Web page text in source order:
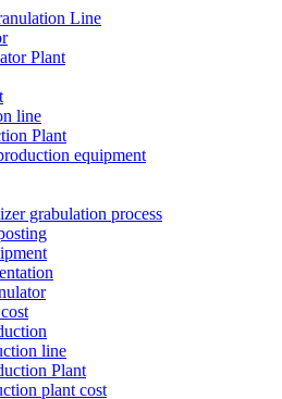
Line
Plant
line
Plant
equipment
grabulation process
line
Plant
plant cost